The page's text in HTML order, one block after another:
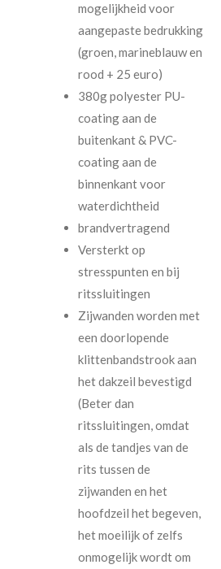
mogelijkheid voor
aangepaste bedrukking
(groen, marineblauw en
rood + 25 euro)
380g polyester PU-
coating aan de
buitenkant & PVC-
coating aan de
binnenkant voor
waterdichtheid
brandvertragend
Versterkt op
stresspunten en bij
ritssluitingen
Zijwanden worden met
een doorlopende
klittenbandstrook aan
het dakzeil bevestigd
(Beter dan
ritssluitingen, omdat
als de tandjes van de
rits tussen de
zijwanden en het
hoofdzeil het begeven,
het moeilijk of zelfs
onmogelijk wordt om